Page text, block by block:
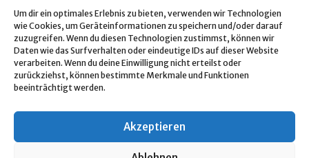
Um dir ein optimales Erlebnis zu bieten, verwenden wir Technologien
wie Cookies, um Geräteinformationen zu speichern und/oder darauf
zuzugreifen. Wenn du diesen Technologien zustimmst, können wir
Daten wie das Surfverhalten oder eindeutige IDs auf dieser Website
verarbeiten. Wenn du deine Einwilligung nicht erteilst oder
zurückziehst, können bestimmte Merkmale und Funktionen
beeinträchtigt werden.
Akzeptieren
Stufe / Zielgruppe
Schlagworte
Pfadfindertum; Werken
« Zurück zur Übersicht